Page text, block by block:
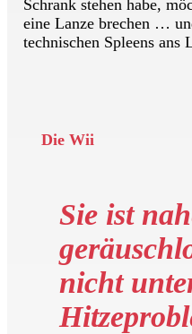
Schrank stehen habe,
eine Lanze brechen …
technischen Spleens ans
Die Wii
Sie ist
nicht